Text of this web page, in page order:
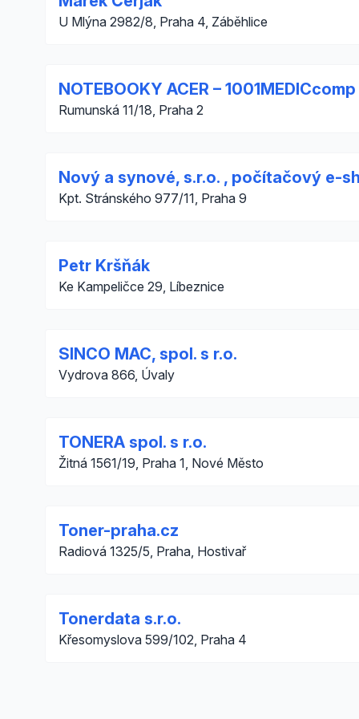
U Mlýna 2982/8, Praha 4, Záběhlice
NOTEBOOKY ACER – 1001MEDICcomp
Rumunská 11/18, Praha 2
Nový a synové, s.r.o. , počítačový e-
Kpt. Stránského 977/11, Praha 9
Petr Kršňák
Ke Kampeličce 29, Líbeznice
SINCO MAC, spol. s r.o.
Vydrova 866, Úvaly
TONERA spol. s r.o.
Žitná 1561/19, Praha 1, Nové Město
Toner-praha.cz
Radiová 1325/5, Praha, Hostivař
Tonerdata s.r.o.
Křesomyslova 599/102, Praha 4